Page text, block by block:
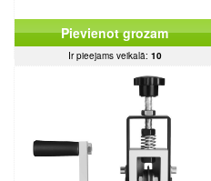
Pievienot grozam
Ir pieejams veikalā: 10